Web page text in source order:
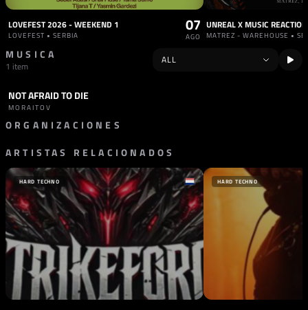
LOVEFEST 2026 - WEEKEND 1
LOVEFEST • SERBIA
07
AGO MATREZ - WAREHOUSE •
MUSICA
1 item
TRACK HARD TECHNO+1
NOT AFRAID TO DIE
MORAITOV
ORGANIZACIONES
SELLO
MAESTRI ASCESI
ITALIA
ARTISTAS RELACIONADOS
HARD TECHNO HARD TECHNO